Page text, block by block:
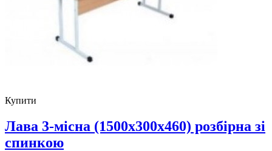
Купити
Лава 3-місна (1500х300х460) розбірна зі
спинкою